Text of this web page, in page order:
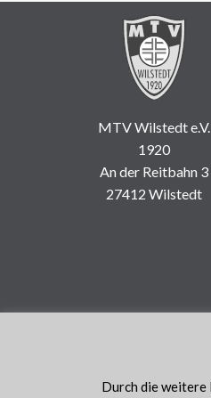
MTV Wilstedt e.V.
1920
An der Reitbahn 3
27412 Wilstedt
Durch die weitere